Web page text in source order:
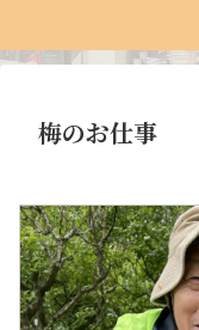
梅のお仕事